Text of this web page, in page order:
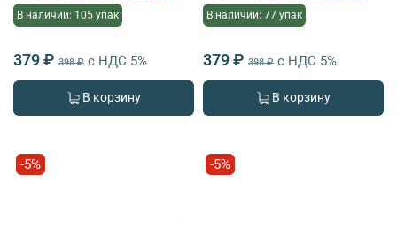
В наличии: 105 упак
379 ₽ 398 ₽ с НДС 5%
В корзину
В наличии: 77 упак
379 ₽ 398 ₽ с НДС 5%
В корзину
-5% -5%